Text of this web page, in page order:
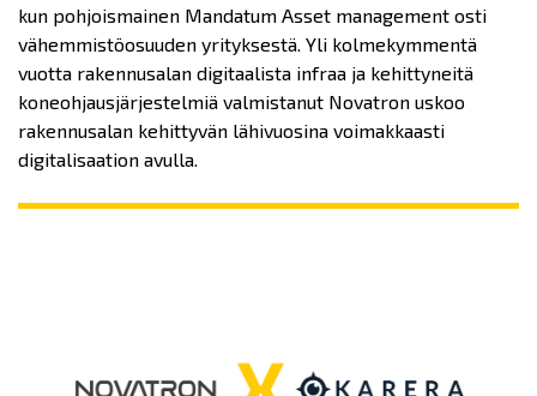
kun pohjoismainen Mandatum Asset management osti
vähemmistöosuuden yrityksestä. Yli kolmekymmentä
vuotta rakennusalan digitaalista infraa ja kehittyneitä
koneohjausjärjestelmiä valmistanut Novatron uskoo
rakennusalan kehittyvän lähivuosina voimakkaasti
digitalisaation avulla.